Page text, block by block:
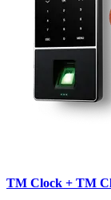
TM Clock + TM